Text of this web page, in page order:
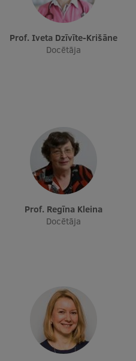
Prof. Iveta Dzīvīte-Krišāne
Docētāja
Prof. Regīna Kleina
Docētāja